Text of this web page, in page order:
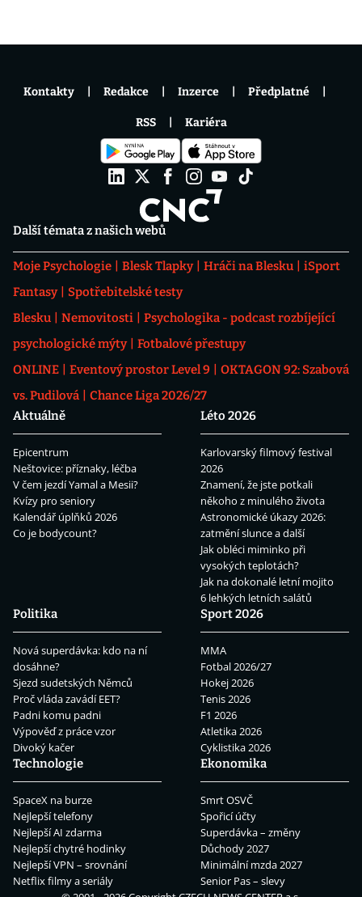
Další témata z našich webů
Moje Psychologie Blesk Tlapky Hráči na Blesku
iSport
Fantasy
Spotřebitelské testy
Blesku
Nemovitosti
Psychologika - podcast rozbíjející
psychologické mýty
Fotbalové přestupy
ONLINE
Eventový prostor Level 9
OKTAGON 92: Szabová
vs. Pudilová
Chance Liga 2026/27
Aktuálně
Epicentrum
Neštovice: příznaky, léčba
V čem jezdí Yamal a Mesii?
Kvízy pro seniory
Kalendář úplňků 2026
Co je bodycount?
Léto 2026
Karlovarský filmový festival
2026
Znamení, že jste potkali
někoho z minulého života
Astronomické úkazy 2026:
zatmění slunce a další
Jak obléci miminko při
vysokých teplotách?
Jak na dokonalé letní mojito
6 lehkých letních salátů
Politika
Nová superdávka: kdo na ní
dosáhne?
Sjezd sudetských Němců
Proč vláda zavádí EET?
Padni komu padni
Výpověď z práce vzor
Divoký kačer
Sport 2026
MMA
Fotbal 2026/27
Hokej 2026
Tenis 2026
F1 2026
Atletika 2026
Cyklistika 2026
Technologie
SpaceX na burze
Nejlepší telefony
Nejlepší AI zdarma
Nejlepší chytré hodinky
Nejlepší VPN – srovnání
Netflix filmy a seriály
Ekonomika
Smrt OSVČ
Spořicí účty
Superdávka – změny
Důchody 2027
Minimální mzda 2027
Senior Pas – slevy
Kontakty Redakce Inzerce Předplatné
RSS Kariéra